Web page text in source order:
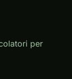
per